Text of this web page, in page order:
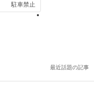
駐車禁止
最近話題の記事